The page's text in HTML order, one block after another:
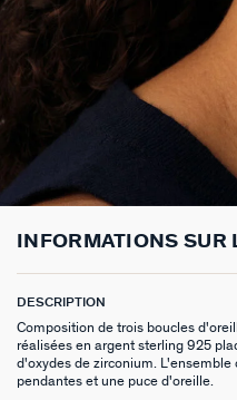
BOUCLES D'OREILLES À L'UNITÉ
BOUCLES D'OREILLES CLIPS
SET DE 3
BOUCLES D'OREILLES ARGENTÉES
CRÉOLES À COMPOSER
SAUTOIRS
COLLIERS DORÉS
COLLIERS ARGENTÉS
MANCHETTES
BRACELETS À COMPOSER
MONTRES
CHAÎNES DE CHEVILLE
BAGUES ARGENTÉES
CHEVALIÈRES
ZODIAQUE
PAMPILLES CRÉOLES
BOUCLES D'OREILLES COMPATIBLES
BRACELETS COMPATIBLES
SET DE 3
PIERCINGS DORÉS
PIERCINGS ARGENTÉS
NOS LOOKS
FOULARDS
PORTE CLÉS
ARGENT SIGNATURE
TALISMANS
SACRE COEUR
VESTIAIRES
SAINT HONORÉ
MY AGATHA CLUB
NOUS REJOINDRE
NOUS CONTACTER
FAQ
INFORMATIONS SUR
DESCRIPTION
Composition de trois boucles
réalisées en argent sterling 925
d'oxydes de zirconium.
pendantes et une puce d'oreille.